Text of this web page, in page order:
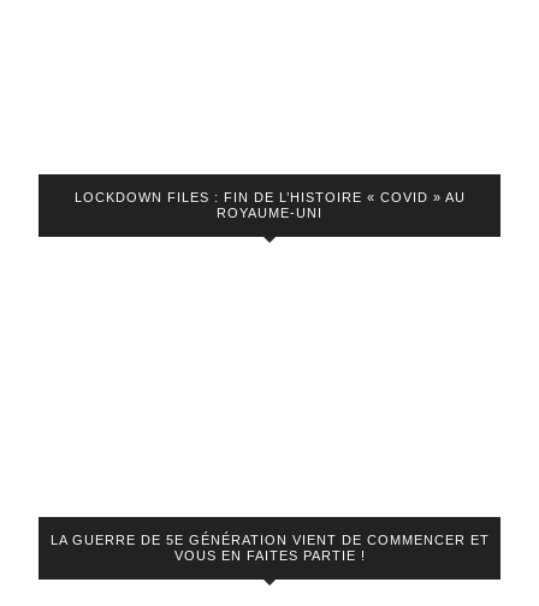
LOCKDOWN FILES : FIN DE L’HISTOIRE « COVID » AU
ROYAUME-UNI
LA GUERRE DE 5E GÉNÉRATION VIENT DE COMMENCER ET
VOUS EN FAITES PARTIE !